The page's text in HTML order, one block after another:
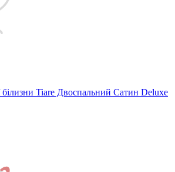
білизни Tiare Двоспальний Сатин Deluxe